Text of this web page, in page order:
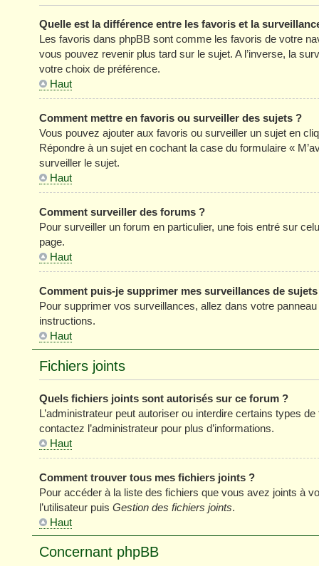
Quelle est la différence entre les favoris et la
Les favoris dans phpBB sont comme les favoris de votre
vous pouvez revenir plus tard sur le sujet. A l’inverse, la
votre choix de préférence.
Haut
Comment mettre en favoris ou surveiller des sujets ?
Vous pouvez ajouter aux favoris ou surveiller un sujet en
Répondre à un sujet en cochant la case du formulaire «
surveiller le sujet.
Haut
Comment surveiller des forums ?
Pour surveiller un forum en particulier, une fois entré sur
page.
Haut
Comment puis-je supprimer mes surveillances de
Pour supprimer vos surveillances, allez dans votre
instructions.
Haut
Fichiers joints
Quels fichiers joints sont autorisés sur ce forum ?
L’administrateur peut autoriser ou interdire certains types
contactez l’administrateur pour plus d’informations.
Haut
Comment trouver tous mes fichiers joints ?
Pour accéder à la liste des fichiers que vous avez joints à
l’utilisateur puis Gestion des fichiers joints.
Haut
Concernant phpBB